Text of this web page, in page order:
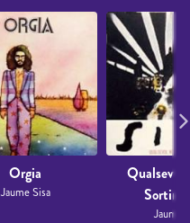
Orgia
Jaume Sisa
Sortir
Jaume